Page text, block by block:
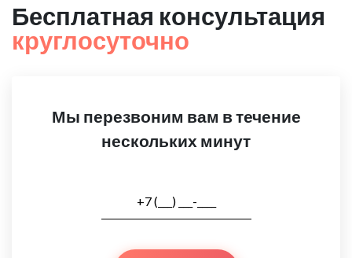
Бесплатная консультация
круглосуточно
Мы перезвоним вам в течение
нескольких минут